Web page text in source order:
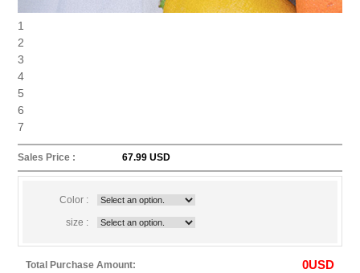
1
2
3
4
5
6
7
Sales Price : 67.99 USD
Color :
size :
Total Purchase Amount: 0USD